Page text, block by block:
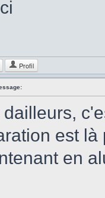
Profil
dailleurs,
est là
en